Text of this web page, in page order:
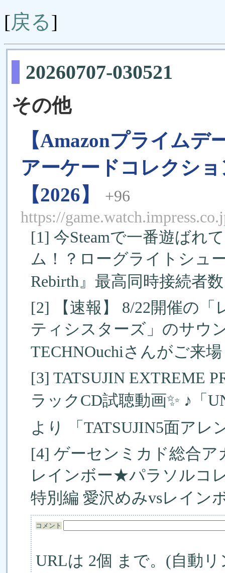
[戻る]
20260707-030521
その他
【Amazonプライム
アーケードコレクシ
【2026】
+96
https://
[1] 今Steamで一番遊ばれ
ム！？ローグライトシュ
Rebirth』最高同時接続者
[2] 【速報】 8/22開催の
ティシスターズ」のサウ
TECHNOuchiさんがご来
[3] TATSUJIN EXTREME
ラックCD試聴動画✨ ♪「
より 「TATSUJIN5面ア
[4] ゲーセンミカド総合ア
レインボー★パラソルコ
特別編 愛沢めみvsレイン
コメント
URLは 2個 まで。(自動リ